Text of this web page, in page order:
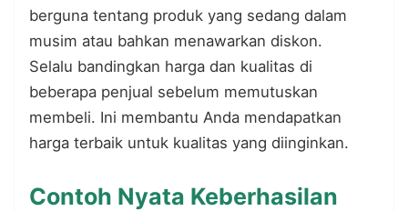
berguna tentang produk yang sedang dalam
musim atau bahkan menawarkan diskon.
Selalu bandingkan harga dan kualitas di
beberapa penjual sebelum memutuskan
membeli. Ini membantu Anda mendapatkan
harga terbaik untuk kualitas yang diinginkan.
Contoh Nyata Keberhasilan